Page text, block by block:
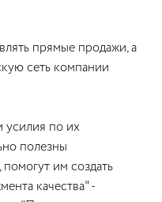
прямые продажи, а
сеть компании
усилия по их
полезны
им создать
качества" -